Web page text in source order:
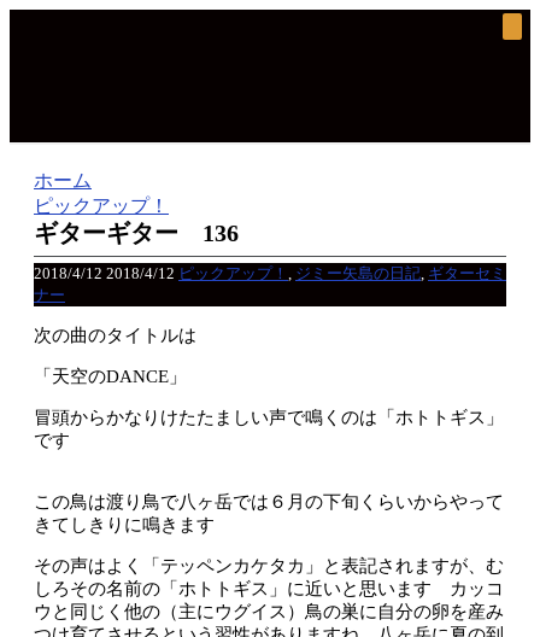
ホーム
ピックアップ！
ギターギター 136
2018/4/12 2018/4/12 ピックアップ！ , ジミー矢島の日記, ギターセミ
ナー
次の曲のタイトルは
「天空のDANCE」
冒頭からかなりけたたましい声で鳴くのは「ホトトギス」
です
この鳥は渡り鳥で八ヶ岳では６月の下旬くらいからやって
きてしきりに鳴きます
その声はよく「テッペンカケタカ」と表記されますが、む
しろその名前の「ホトトギス」に近いと思います カッコ
ウと同じく他の（主にウグイス）鳥の巣に自分の卵を産み